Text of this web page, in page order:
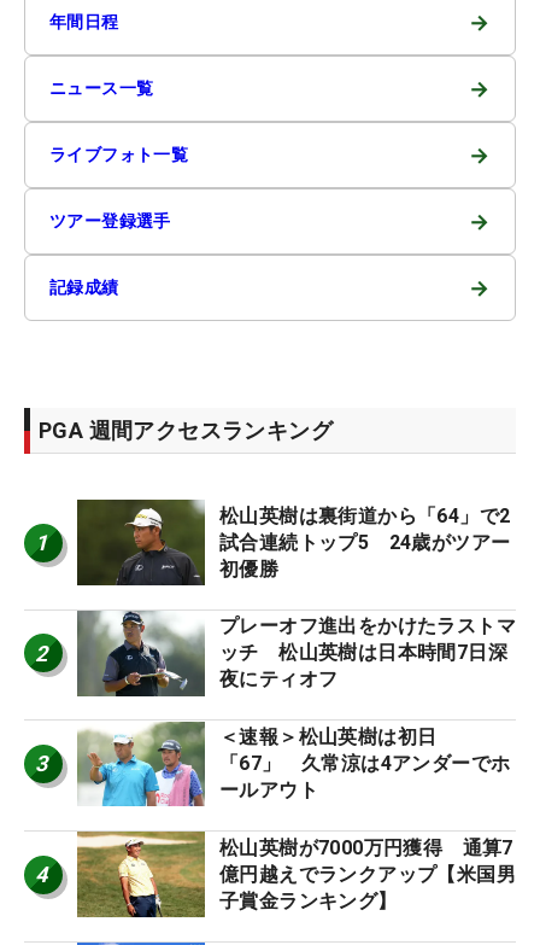
年間日程 →
ニュース一覧 →
ライブフォト一覧 →
ツアー登録選手 →
記録成績 →
PGA 週間アクセスランキング
1
松山英樹は裏街道から「64」で2
試合連続トップ5 24歳がツアー
初優勝
2
プレーオフ進出をかけたラストマ
ッチ 松山英樹は日本時間7日深
夜にティオフ
3
＜速報＞松山英樹は初日
「67」 久常涼は4アンダーでホ
ールアウト
4
松山英樹が7000万円獲得 通算7
億円越えでランクアップ【米国男
子賞金ランキング】